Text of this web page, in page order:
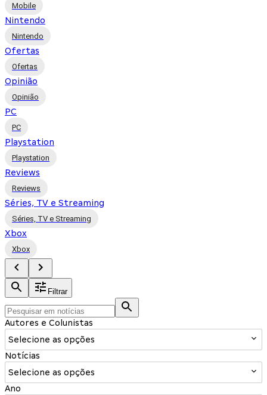
Mobile
Nintendo
Nintendo
Ofertas
Ofertas
Opinião
Opinião
PC
PC
Playstation
Playstation
Reviews
Reviews
Séries, TV e Streaming
Séries, TV e Streaming
Xbox
Xbox
Filtrar
Autores e Colunistas
Selecione as opções
Notícias
Selecione as opções
Ano